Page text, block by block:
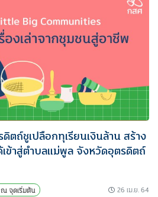
ตถ์ชูเปลือกทุเรียนเงินล้าน สร้าง
เข้าสู่ตำบลแม่พูล จังหวัดอุตรดิตถ์
จุดเริ่มต้น 26 เม.ย. 64